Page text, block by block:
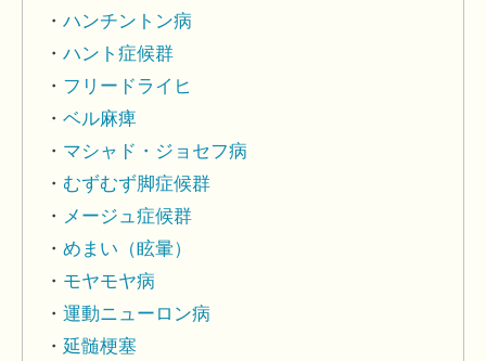
ハンチントン病
ハント症候群
フリードライヒ
ベル麻痺
マシャド・ジョセフ病
むずむず脚症候群
メージュ症候群
めまい（眩暈）
モヤモヤ病
運動ニューロン病
延髄梗塞